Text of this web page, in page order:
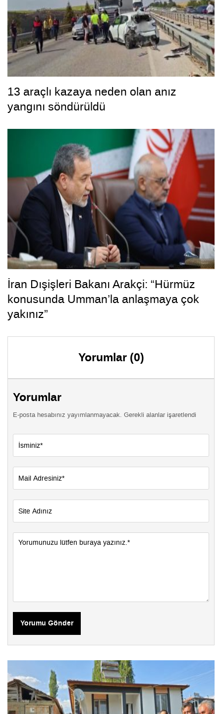
13 araçlı kazaya neden olan anız
yangını söndürüldü
İran Dışişleri Bakanı Arakçi: “Hürmüz
konusunda Umman’la anlaşmaya çok
yakınız”
Yorumlar (0)
Yorumlar
E-posta hesabınız yayımlanmayacak. Gerekli alanlar işaretlendi
Yorumu Gönder